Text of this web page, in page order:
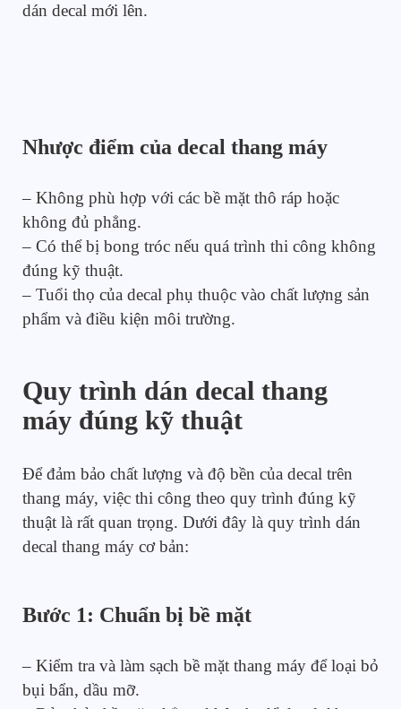
dán decal mới lên.
Nhược điểm của decal thang máy
– Không phù hợp với các bề mặt thô ráp hoặc
không đủ phẳng.
– Có thể bị bong tróc nếu quá trình thi công không
đúng kỹ thuật.
– Tuổi thọ của decal phụ thuộc vào chất lượng sản
phẩm và điều kiện môi trường.
Quy trình dán decal thang
máy đúng kỹ thuật
Để đảm bảo chất lượng và độ bền của decal trên
thang máy, việc thi công theo quy trình đúng kỹ
thuật là rất quan trọng. Dưới đây là quy trình dán
decal thang máy cơ bản:
Bước 1: Chuẩn bị bề mặt
– Kiểm tra và làm sạch bề mặt thang máy để loại bỏ
bụi bẩn, dầu mỡ.